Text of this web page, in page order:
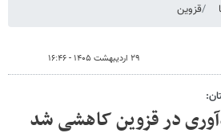
قزوین
۲۹ اردیبهشت ۱۴۰۵ - ۱۶:۴۶
در قزوین کاهشی شد